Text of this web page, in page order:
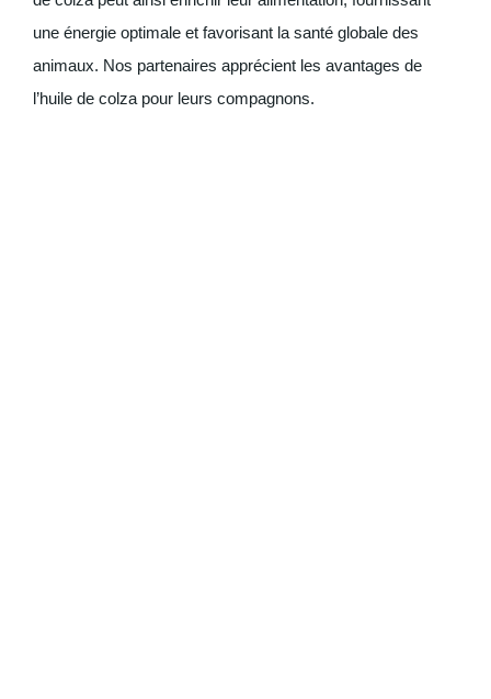
une énergie optimale et favorisant la santé globale des
animaux. Nos partenaires apprécient les avantages de
l’huile de colza pour leurs compagnons.